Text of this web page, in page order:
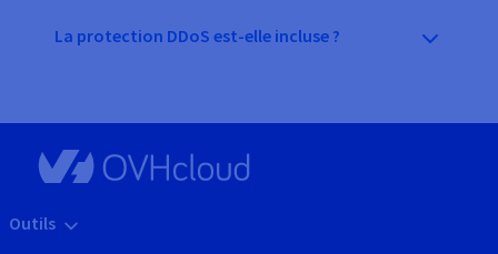
La protection DDoS est-elle incluse ?
Outils